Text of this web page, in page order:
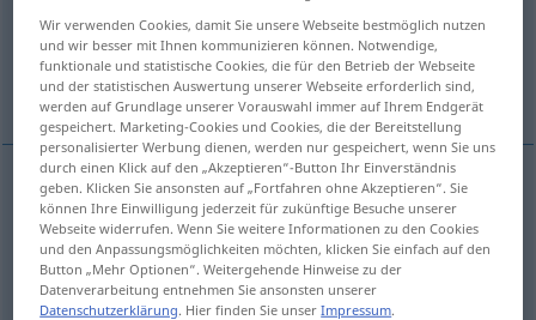
Übersicht aller Übersetzungen
(Für mehr Details die Übersetzung anklicken/antippen)
tragen, führen
tragen duce
führen duce
Wir verwenden Cookies, damit Sie unsere Webseite bestmöglich nutzen
und wir besser mit Ihnen kommunizieren können. Notwendige,
funktionale und statistische Cookies, die für den Betrieb der Webseite
und der statistischen Auswertung unserer Webseite erforderlich sind,
werden auf Grundlage unserer Vorauswahl immer auf Ihrem Endgerät
gespeichert. Marketing-Cookies und Cookies, die der Bereitstellung
personalisierter Werbung dienen, werden nur gespeichert, wenn Sie uns
durch einen Klick auf den „Akzeptieren“-Button Ihr Einverständnis
geben. Klicken Sie ansonsten auf „Fortfahren ohne Akzeptieren“. Sie
können Ihre Einwilligung jederzeit für zukünftige Besuche unserer
Webseite widerrufen. Wenn Sie weitere Informationen zu den Cookies
und den Anpassungsmöglichkeiten möchten, klicken Sie einfach auf den
Button „Mehr Optionen“. Weitergehende Hinweise zu der
Datenverarbeitung entnehmen Sie ansonsten unserer
Datenschutzerklärung. Hier finden Sie unserImpressum.